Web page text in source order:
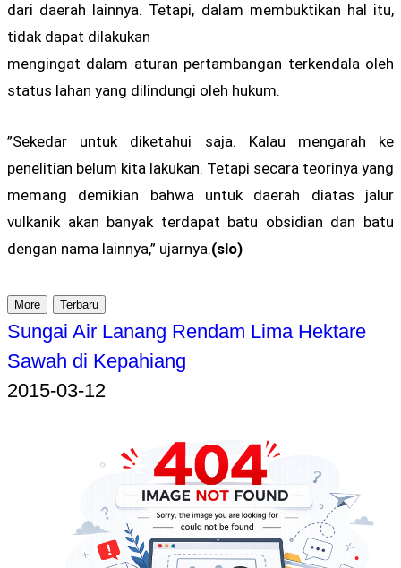
dari daerah lainnya. Tetapi, dalam membuktikan hal itu,
tidak dapat dilakukan
mengingat dalam aturan pertambangan terkendala oleh
status lahan yang dilindungi oleh hukum.
”Sekedar untuk diketahui saja. Kalau mengarah ke
penelitian belum kita lakukan. Tetapi secara teorinya yang
memang demikian bahwa untuk daerah diatas jalur
vulkanik akan banyak terdapat batu obsidian dan batu
dengan nama lainnya,” ujarnya.(slo)
More Terbaru
Sungai Air Lanang Rendam Lima Hektare
Sawah di Kepahiang
2015-03-12